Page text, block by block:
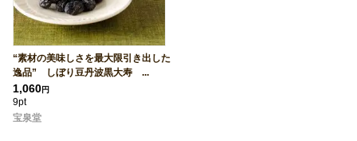
“素材の美味しさを最大限引き出した
逸品” しぼり豆丹波黒大寿 ...
1,060円
9pt
宝泉堂